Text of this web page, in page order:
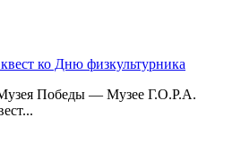
ко Дню физкультурника
Победы — Музее Г.О.Р.А.